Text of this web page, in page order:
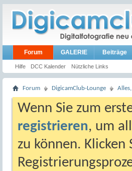
Forum
Hilfe DCC Kalender Nützliche Links
GALERIE Beiträge
Forum DigicamClub-Lounge
Wenn Sie zum
registrieren, um
zu können.